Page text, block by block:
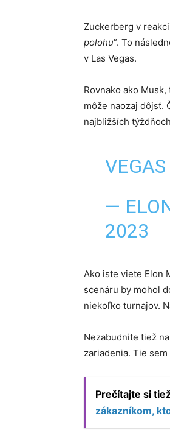
Zuckerberg v
polohu”. To
v Las Vegas.
Rovnako ako
môže naozaj dôjsť.
najbližších
—
2023
Ako iste viete Elon
scenáru by mohol
niekoľko turnajov.
Nezabudnite tiež
zariadenia. Tie
Prečítajte si
zákazníkom,